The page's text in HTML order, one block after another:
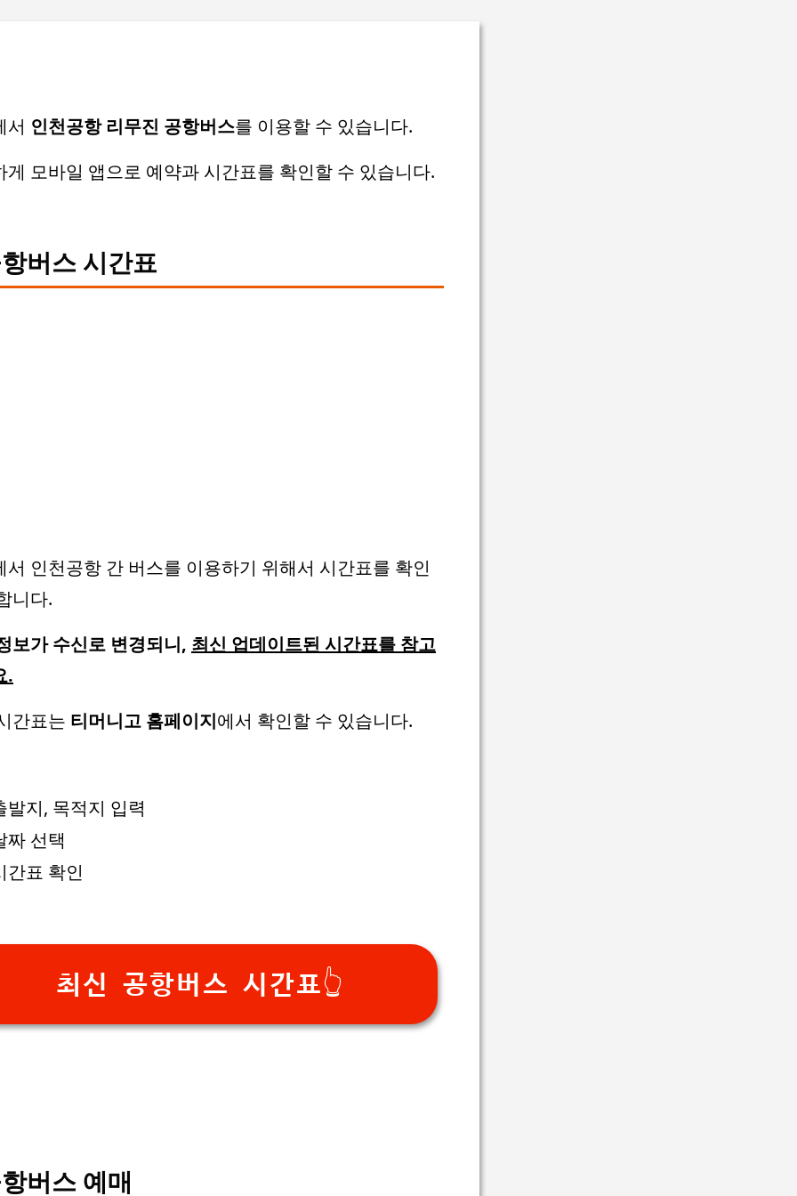
서 인천공항 리무진 공항버스를 이용할 수 있습니다.
게 모바일 앱으로 예약과 시간표를 확인할 수 있습니다.
버스 시간표
서 인천공항 간 버스를 이용하기 위해서 시간표를 확인
니다.
보가 수신로 변경되니, 최신 업데이트된 시간표를 참고
.
간표는 티머니고 홈페이지에서 확인할 수 있습니다.
발지, 목적지 입력
짜 선택
간표 확인
최신 공항버스 시간표👆
버스 예매